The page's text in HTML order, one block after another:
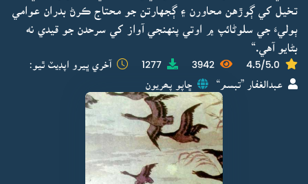
تخيل کي ڳوڙهن محاورن ۽ ڳجهارتن جو محتاج ڪرڻ بدران عوامي
ٻوليءَ جي سلوڻائپ ۾ اوتي پنهنجي آواز کي سرحدن جو قيدي نه
بڻايو آهي.“
4.5/5.0
3942
1277 آخري ڀيرو اپڊيٽ ٿيو:
عبدالغفار ”تبسم“ ڇاپو پھريون